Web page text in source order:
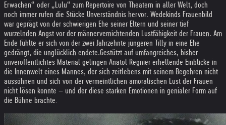
Erwachen“ oder „Lulu“ zum Repertoire von Theatern in aller Welt, doch
noch immer rufen die Stücke Unverständnis hervor. Wedekinds Frauenbild
war geprägt von der schwierigen Ehe seiner Eltern und seiner tief
wurzelnden Angst vor der männervernichtenden Lustfähigkeit der Frauen. Am
Ende fühlte er sich von der zwei Jahrzehnte jüngeren Tilly in eine Ehe
gedrängt, die unglücklich endete.Gestützt auf umfangreiches, bisher
unveröffentlichtes Material gelingen Anatol Regnier erhellende Einblicke in
die Innenwelt eines Mannes, der sich zeitlebens mit seinem Begehren nicht
aussöhnen und sich von der vermeintlichen amoralischen Lust der Frauen
nicht lösen konnte – und der diese starken Emotionen in genialer Form auf
die Bühne brachte.